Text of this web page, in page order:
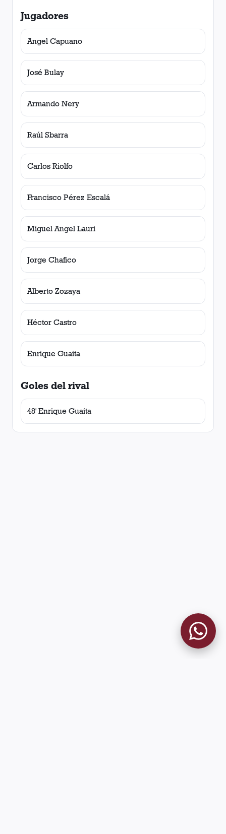
Jugadores
Angel Capuano
José Bulay
Armando Nery
Raúl Sbarra
Carlos Riolfo
Francisco Pérez Escalá
Miguel Angel Lauri
Jorge Chafico
Alberto Zozaya
Héctor Castro
Enrique Guaita
Goles del rival
48' Enrique Guaita